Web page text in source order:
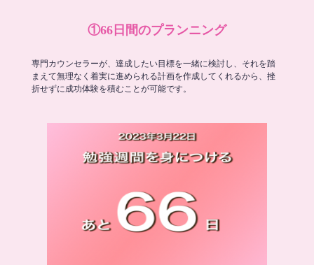
①66日間のプランニング
専門カウンセラーが、達成したい目標を一緒に検討し、それを踏
まえて無理なく着実に進められる計画を作成してくれるから、挫
折せずに成功体験を積むことが可能です。